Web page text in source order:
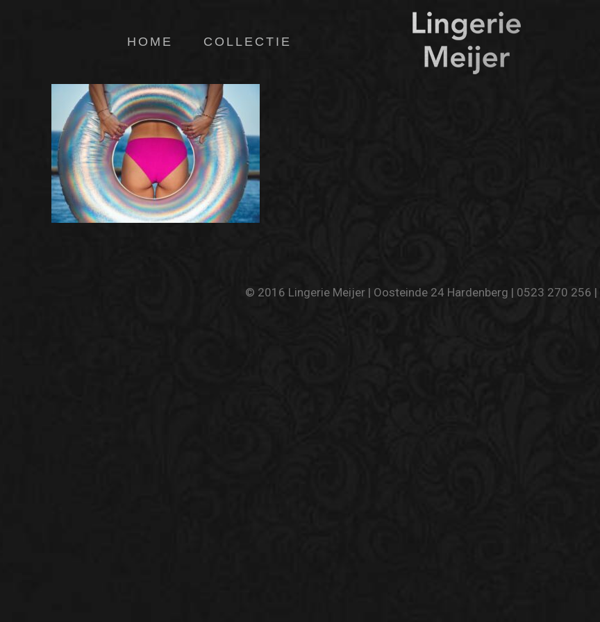
HOME COLLECTIE
© 2016 Lingerie Meijer | Oosteinde 24 Hardenberg | 0523 270 256 |